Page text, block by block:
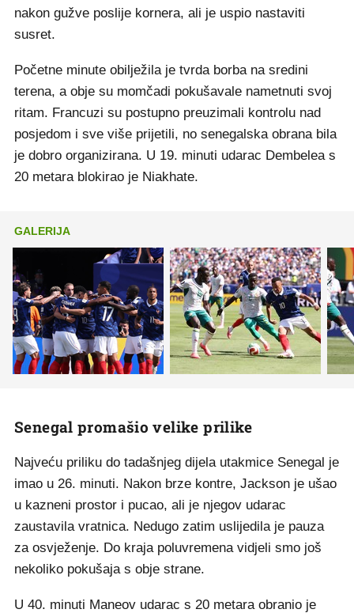
nakon gužve poslije kornera, ali je uspio nastaviti
susret.
Početne minute obilježila je tvrda borba na sredini
terena, a obje su momčadi pokušavale nametnuti svoj
ritam. Francuzi su postupno preuzimali kontrolu nad
posjedom i sve više prijetili, no senegalska obrana bila
je dobro organizirana. U 19. minuti udarac Dembelea s
20 metara blokirao je Niakhate.
GALERIJA
Senegal promašio velike prilike
Najveću priliku do tadašnjeg dijela utakmice Senegal je
imao u 26. minuti. Nakon brze kontre, Jackson je ušao
u kazneni prostor i pucao, ali je njegov udarac
zaustavila vratnica. Nedugo zatim uslijedila je pauza
za osvježenje. Do kraja poluvremena vidjeli smo još
nekoliko pokušaja s obje strane.
U 40. minuti Maneov udarac s 20 metara obranio je